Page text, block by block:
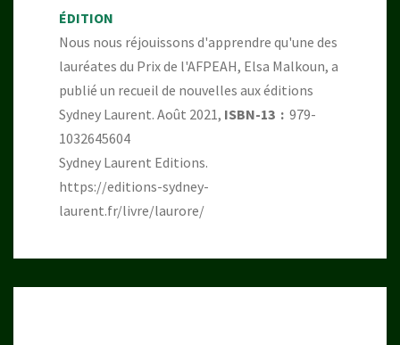
ÉDITION
Nous nous réjouissons d'apprendre qu'une des
lauréates du Prix de l'AFPEAH, Elsa Malkoun, a
publié un recueil de nouvelles aux éditions
Sydney Laurent. Août 2021,
ISBN-13 ‏ : ‎ 979-
1032645604
Sydney Laurent Editions.
https://editions-sydney-
laurent.fr/livre/laurore/